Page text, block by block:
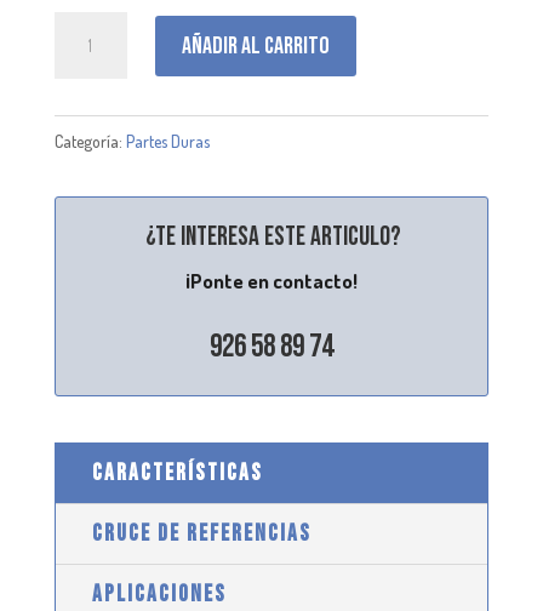
Añadir al carrito
Categoría: Partes Duras
¿Te interesa este articulo?
¡Ponte en contacto!
926 58 89 74
CARACTERÍSTICAS
CRUCE DE REFERENCIAS
APLICACIONES